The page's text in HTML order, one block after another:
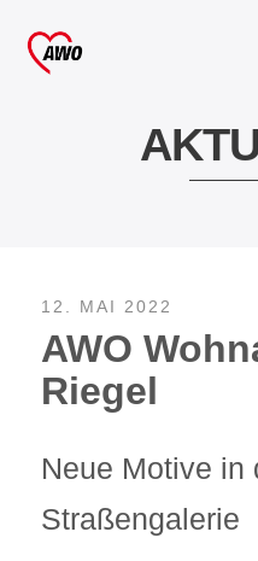
12. MAI 2022
AWO
Riegel
Neue Motive in
Straßengalerie